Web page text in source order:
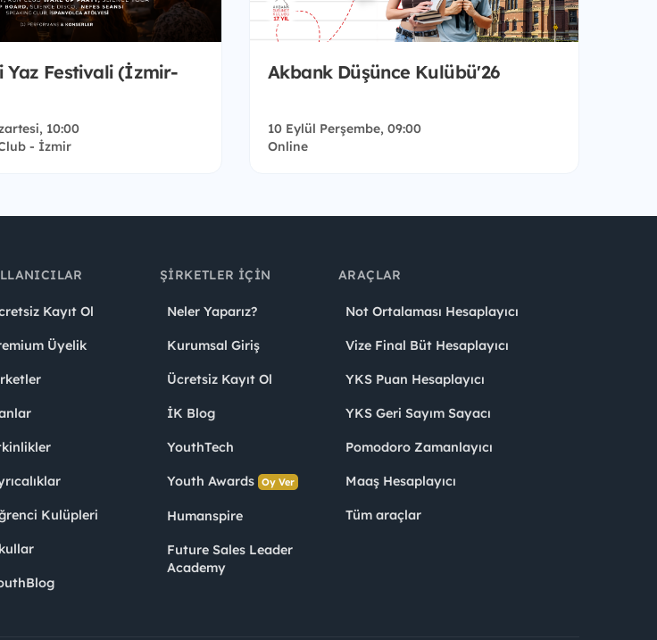
Yaz Festivali (İzmir-
10:00
- İzmir
Akbank Düşünce Kulübü'26
10 Eylül Perşembe, 09:00
Online
Kayıt Ol
Üyelik
Kulüpleri
ŞIRKETLER İÇIN
Neler Yaparız?
Kurumsal Giriş
Ücretsiz Kayıt Ol
İK Blog
YouthTech
Youth Awards Oy Ver
Humanspire
Future Sales Leader
Academy
ARAÇLAR
Not Ortalaması Hesaplayıcı
Vize Final Büt Hesaplayıcı
YKS Puan Hesaplayıcı
YKS Geri Sayım Sayacı
Pomodoro Zamanlayıcı
Maaş Hesaplayıcı
Tüm araçlar